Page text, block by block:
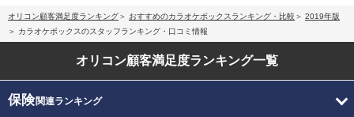
オリコン顧客満足度ランキング おすすめのカラオケボックスランキング・比較
2019年版
カラオケボックスのスタッフランキング・口コミ情報
オリコン顧客満足度ランキング一覧
保険関連ランキング